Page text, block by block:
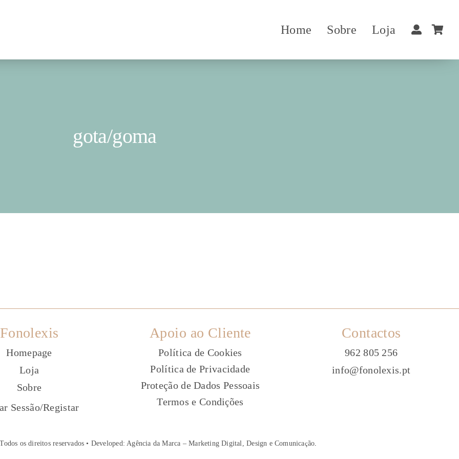
Home Sobre Loja
gota/goma
Fonolexis
Homepage
Loja
Sobre
Sessão/Registar
Apoio ao Cliente
Política de Cookies
Política de Privacidade
Proteção de Dados Pessoais
Termos e Condições
Contactos
962 805 256
info@fonolexis.pt
os direitos reservados • Developed:Agência da Marca – Marketing Digital, Design e Comunicação.